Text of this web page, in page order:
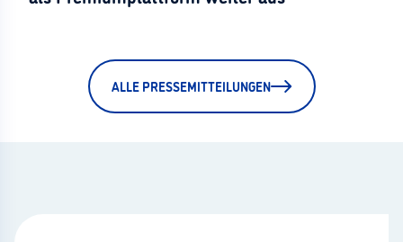
ALLE PRESSEMITTEILUNGEN